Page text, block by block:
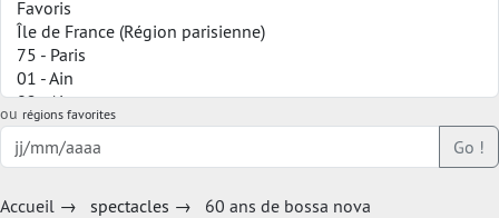
ou régions favorites
Go !
Accueil → spectacles → 60 ans de bossa nova